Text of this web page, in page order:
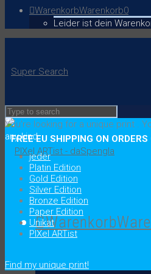
WarenkorbWarenkorb0
Leider ist dein
Super Search
FREE EU SHIPPING ON
Warenkorb
You're looking for a unique print .
any kind
jeder
Platin Edition
Gold Edition
Silver Edition
Bronze Edition
Paper Edition
Unikat
PIXel ARTist
.
Find my unique print!